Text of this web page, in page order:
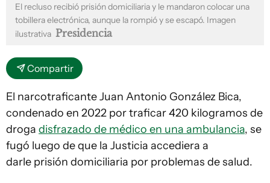
El recluso recibió prisión domiciliaria y le mandaron colocar una
tobillera electrónica, aunque la rompió y se escapó. Imagen
ilustrativa Presidencia
Compartir
El narcotraficante Juan Antonio González Bica,
condenado en 2022 por traficar 420 kilogramos de
droga disfrazado de médico en una ambulancia, se
fugó luego de que la Justicia accediera a
darle prisión domiciliaria por problemas de salud.